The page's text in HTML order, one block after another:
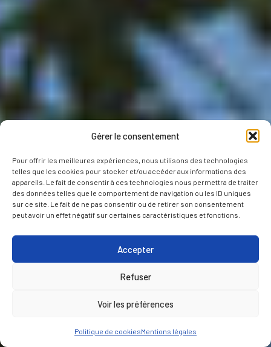
Gérer le consentement
Pour offrir les meilleures expériences, nous utilisons des technologies
telles que les cookies pour stocker et/ou accéder aux informations des
appareils. Le fait de consentir à ces technologies nous permettra de traiter
des données telles que le comportement de navigation ou les ID uniques
sur ce site. Le fait de ne pas consentir ou de retirer son consentement
peut avoir un effet négatif sur certaines caractéristiques et fonctions.
Accepter
Refuser
Voir les préférences
Politique de cookiesMentions légales